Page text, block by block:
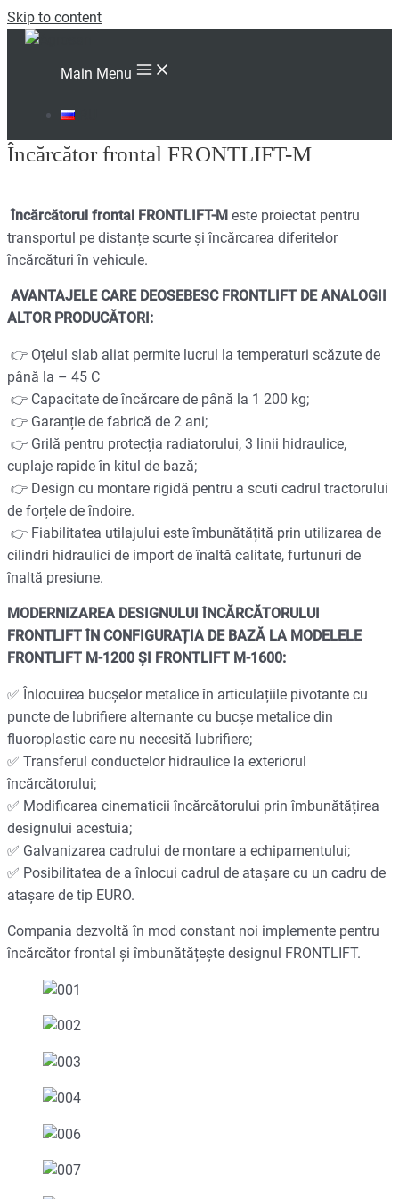
Skip to content
Main Menu
Încărcător frontal FRONTLIFT-М
Încărcătorul frontal FRONTLIFT-M este proiectat pentru
transportul pe distanțe scurte și încărcarea diferitelor
încărcături în vehicule.
AVANTAJELE CARE DEOSEBESC FRONTLIFT DE ANALOGII
ALTOR PRODUCĂTORI:
👉 Oțelul slab aliat permite lucrul la temperaturi scăzute de
până la – 45 C
👉 Capacitate de încărcare de până la 1 200 kg;
👉 Garanție de fabrică de 2 ani;
👉 Grilă pentru protecția radiatorului, 3 linii hidraulice,
cuplaje rapide în kitul de bază;
👉 Design cu montare rigidă pentru a scuti cadrul tractorului
de forțele de îndoire.
👉 Fiabilitatea utilajului este îmbunătățită prin utilizarea de
cilindri hidraulici de import de înaltă calitate, furtunuri de
înaltă presiune.
MODERNIZAREA DESIGNULUI ÎNCĂRCĂTORULUI
FRONTLIFT ÎN CONFIGURAȚIA DE BAZĂ LA MODELELE
FRONTLIFT M-1200 ȘI FRONTLIFT M-1600:
✅ Înlocuirea bucșelor metalice în articulațiile pivotante cu
puncte de lubrifiere alternante cu bucșe metalice din
fluoroplastic care nu necesită lubrifiere;
✅ Transferul conductelor hidraulice la exteriorul
încărcătorului;
✅ Modificarea cinematicii încărcătorului prin îmbunătățirea
designului acestuia;
✅ Galvanizarea cadrului de montare a echipamentului;
✅ Posibilitatea de a înlocui cadrul de atașare cu un cadru de
atașare de tip EURO.
Compania dezvoltă în mod constant noi implemente pentru
încărcător frontal și îmbunătățește designul FRONTLIFT.